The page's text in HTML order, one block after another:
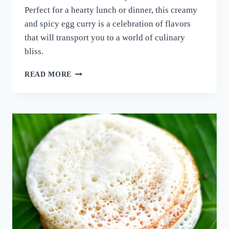
Perfect for a hearty lunch or dinner, this creamy
and spicy egg curry is a celebration of flavors
that will transport you to a world of culinary
bliss.
READ MORE നാവിൽ
ഈ
ചേരുവ
കൂടി
ചേർത്ത്
മുട്ട
കറി
ഉണ്ടാക്കി
നോക്കൂ;
10
മിനുട്ടിൽ
മുട്ട